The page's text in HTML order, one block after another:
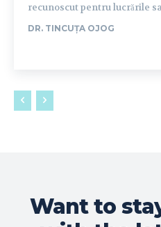
recunoscut pentru lucrările
DR. TINCUȚA OJOG
Want to